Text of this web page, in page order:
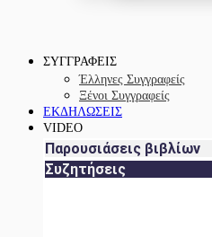
ΣΥΓΓΡΑΦΕΙΣ
Έλληνες Συγγραφείς
Ξένοι Συγγραφείς
ΕΚΔΗΛΩΣΕΙΣ
VIDEO
Παρουσιάσεις βιβλίων
Συζητήσεις